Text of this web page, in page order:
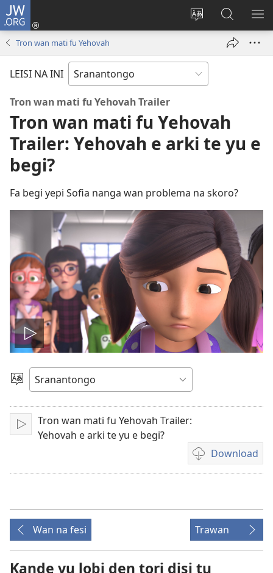
JW.ORG
Kenki
fu
Log
venster)
Suku
tapu
JW.ORG
Tron wan mati fu Yehovah
LEISI NA INI
Tron wan mati fu Yehovah Trailer
Tron wan mati fu Yehovah
Trailer: Yehovah e arki te yu e
begi?
Fa begi yepi Sofia nanga wan problema na skoro?
Prei
a
felem
Tongo
Prei
Tron wan mati fu Yehovah Trailer:
Yehovah e arki te yu e begi?
Download
Difrenti
fasi
felem
Wan na fesi Trawan
Kande yu lobi den tori disi tu